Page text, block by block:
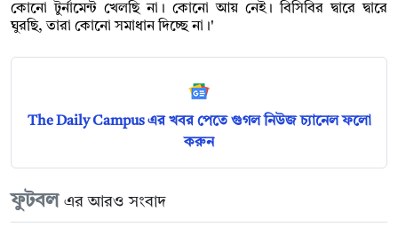
কোনো টুর্নামেন্ট খেলছি না। কোনো আয় নেই। বিসিবির দ্বারে দ্বারে
ঘুরছি, তারা কোনো সমাধান দিচ্ছে না।'
The Daily Campus এর খবর পেতে গুগল নিউজ চ্যানেল ফলো
করুন
ফুটবল এর আরও সংবাদ